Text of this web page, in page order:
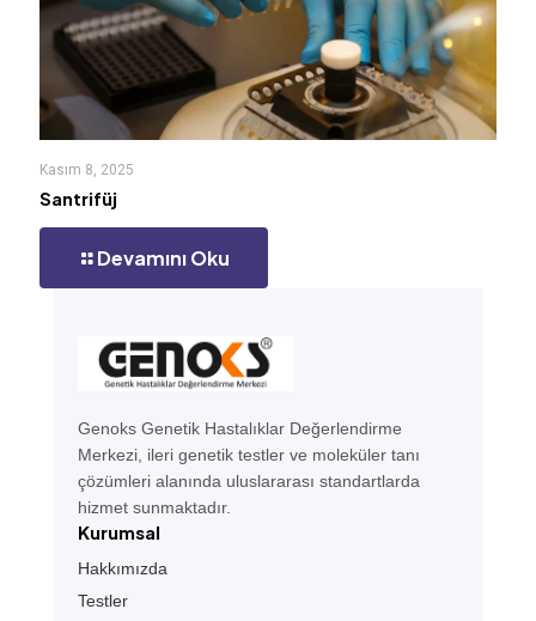
Kasım 8, 2025
Santrifüj
Devamını Oku
Genoks Genetik Hastalıklar Değerlendirme
Merkezi, ileri genetik testler ve moleküler tanı
çözümleri alanında uluslararası standartlarda
hizmet sunmaktadır.
Kurumsal
Hakkımızda
Testler